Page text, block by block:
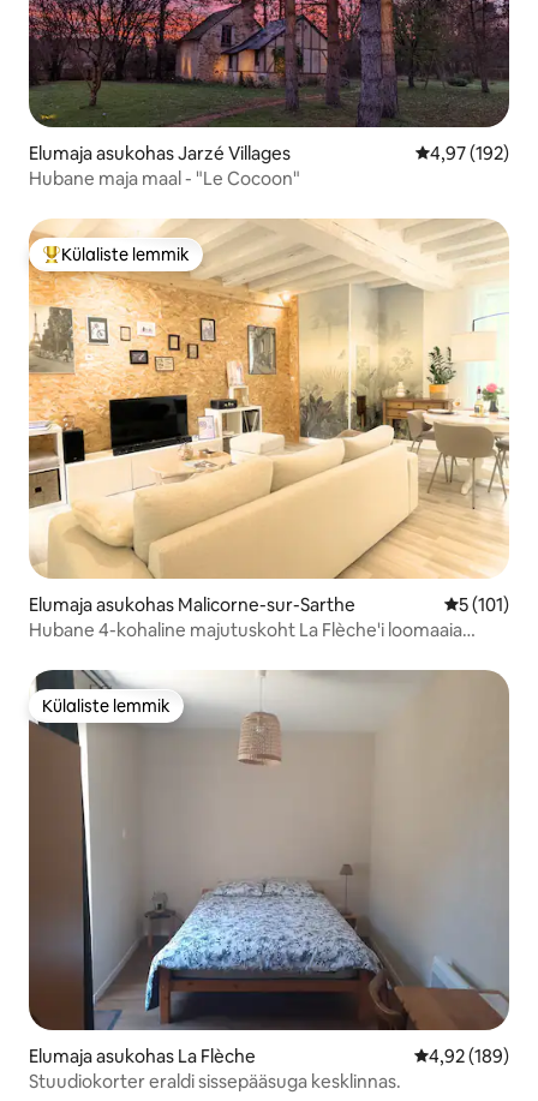
Elumaja asukohas Jarzé Villages Keskmine
4,97 (192)
Hubane maja maal - "Le Cocoon"
Külaliste suur lemmik
Külaliste lemmik
Elumaja asukohas Malicorne-sur-Sarthe Keskmine
5 (101)
Hubane 4-kohaline majutuskoht La Flèche'i loomaaia
Külaliste lemmik
Külaliste lemmik
Elumaja asukohas La Flèche Keskmine
4,92 (189)
Stuudiokorter eraldi sissepääsuga kesklinnas.